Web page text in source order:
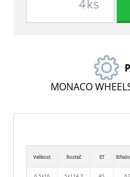
ks
MONACO
Velikost Rozteč ET
6.5x16 5x114.3 45